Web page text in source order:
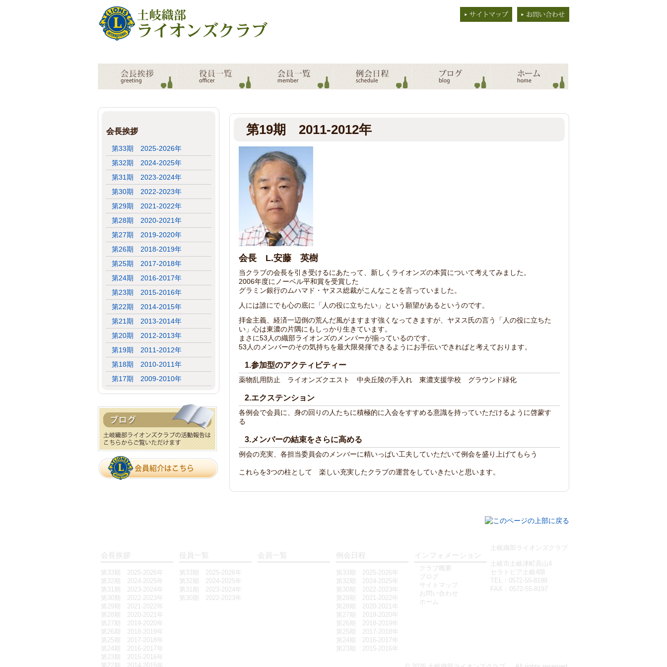
第19期 2011-2012年
会長 L.安藤 英樹
当クラブの会長を引き受けるにあたって、新しくライオンズの本質について考えてみました。
2006年度にノーベル平和賞を受賞した
グラミン銀行のムハマド・ヤヌス総裁がこんなことを言っていました。
人には誰にでも心の底に「人の役に立ちたい」という願望があるというのです。
拝金主義、経済一辺倒の荒んだ風がますます強くなってきますが、ヤヌス氏の言う「人の役に立ちた
い」心は東濃の片隅にもしっかり生きています。
まさに53人の織部ライオンズのメンバーが揃っているのです。
53人のメンバーのその気持ちを最大限発揮できるようにお手伝いできればと考えております。
1.参加型のアクティビティー
薬物乱用防止 ライオンズクエスト 中央丘陵の手入れ 東濃支援学校 グラウンド緑化
2.エクステンション
各例会で会員に、身の回りの人たちに積極的に入会をすすめる意識を持っていただけるように啓蒙す
る
3.メンバーの結束をさらに高める
例会の充実、各担当委員会のメンバーに精いっぱい工夫していただいて例会を盛り上げてもらう
これらを3つの柱として 楽しい充実したクラブの運営をしていきたいと思います。
会長挨拶
第33期 2025-2026年
第32期 2024-2025年
第31期 2023-2024年
第30期 2022-2023年
第29期 2021-2022年
第28期 2020-2021年
第27期 2019-2020年
第26期 2018-2019年
第25期 2017-2018年
第24期 2016-2017年
第23期 2015-2016年
第22期 2014-2015年
第21期 2013-2014年
第20期 2012-2013年
第19期 2011-2012年
第18期 2010-2011年
第17期 2009-2010年
会長挨拶
第33期 2025-2026年
第32期 2024-2025年
第31期 2023-2024年
第30期 2022-2023年
第29期 2021-2022年
第28期 2020-2021年
第27期 2019-2020年
第26期 2018-2019年
第25期 2017-2018年
第24期 2016-2017年
第23期 2015-2016年
第22期 2014-2015年
役員一覧
第33期 2025-2026年
第32期 2024-2025年
第31期 2023-2024年
第30期 2022-2023年
会員一覧 例会日程
第33期 2025-2026年
第32期 2024-2025年
第30期 2022-2023年
第29期 2021-2022年
第28期 2020-2021年
第27期 2019-2020年
第26期 2018-2019年
第25期 2017-2018年
第24期 2016-2017年
第23期 2015-2016年
インフォメーション
クラブ概要
ブログ
サイトマップ
お問い合わせ
ホーム
土岐織部ライオンズクラブ
土岐市土岐津町高山4
セラトピア土岐4階
TEL：0572-55-8198
FAX：0572-55-8197